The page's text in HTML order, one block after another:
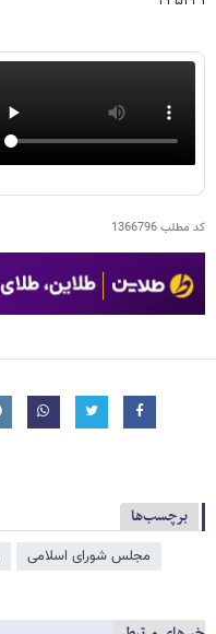
کد مطلب1366796
برچسب‌ها
مجلس شورای اسلامی